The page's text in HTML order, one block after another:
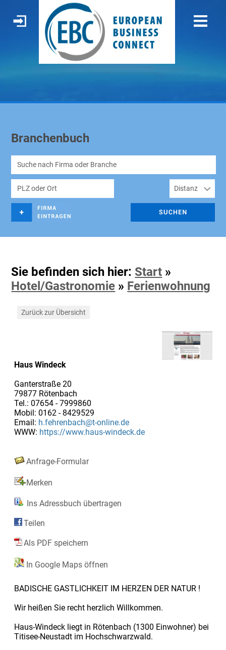
Branchenbuch
Sie befinden sich hier: Start »
Hotel/Gastronomie » Ferienwohnung
Zurück zur Übersicht
Haus Windeck
Ganterstraße 20
79877 Rötenbach
Tel.: 07654 - 7999860
Mobil: 0162 - 8429529
Email: h.fehrenbach@t-online.de
WWW: https://www.haus-windeck.de
Anfrage-Formular
Merken
Ins Adressbuch übertragen
Teilen
Als PDF speichern
In Google Maps öffnen
BADISCHE GASTLICHKEIT IM HERZEN DER NATUR !
Wir heißen Sie recht herzlich Willkommen.
Haus-Windeck liegt in Rötenbach (1300 Einwohner) bei
Titisee-Neustadt im Hochschwarzwald.